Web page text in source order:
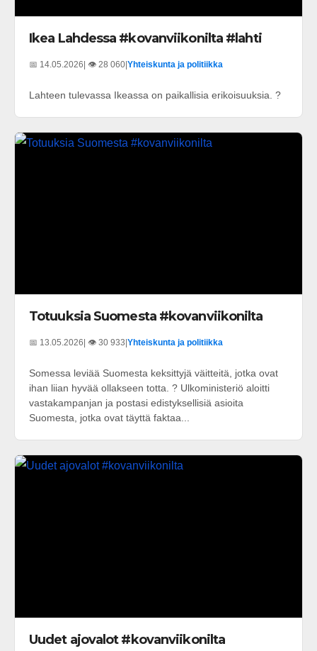
Ikea Lahdessa #kovanviikonilta #lahti
📅 14.05.2026| 👁️ 28 060|Yhteiskunta ja politiikka
Lahteen tulevassa Ikeassa on paikallisia erikoisuuksia. ?
Totuuksia Suomesta #kovanviikonilta
📅 13.05.2026 | 👁️ 30 933 Yhteiskunta ja politiikka
Somessa leviää Suomesta keksittyjä väitteitä, jotka ovat
ihan liian hyvää ollakseen totta. ? Ulkoministeriö aloitti
vastakampanjan ja postasi edistyksellisiä asioita
Suomesta, jotka ovat täyttä faktaa...
Uudet ajovalot #kovanviikonilta